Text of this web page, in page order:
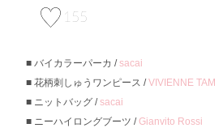
155
バイカラーパーカ /sacai
花柄刺しゅうワンピース /VIVIENNE TAM
ニットバッグ /sacai
ニーハイロングブーツ /Gianvito Rossi